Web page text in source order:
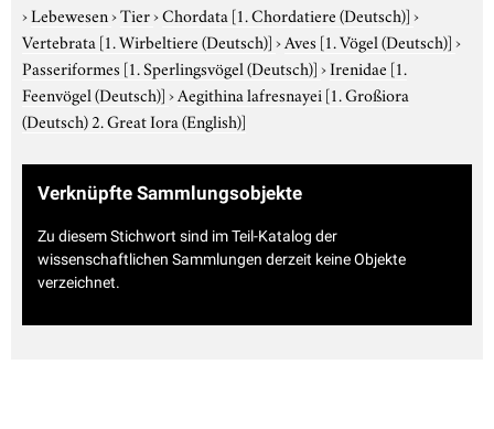
›Lebewesen›Tier›Chordata [1. Chordatiere (Deutsch)]›
Vertebrata [1. Wirbeltiere (Deutsch)]›Aves [1. Vögel (Deutsch)]›
Passeriformes [1. Sperlingsvögel (Deutsch)]›Irenidae [1.
Feenvögel (Deutsch)]›Aegithina lafresnayei [1. Großiora
(Deutsch) 2. Great Iora (English)]
Verknüpfte Sammlungsobjekte
Zu diesem Stichwort sind im Teil-Katalog der
wissenschaftlichen Sammlungen derzeit keine Objekte
verzeichnet.